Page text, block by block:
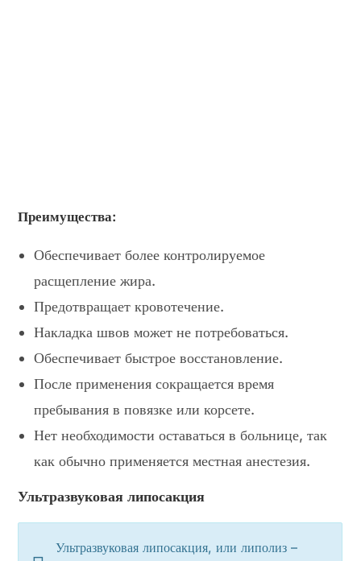
Преимущества:
Обеспечивает более контролируемое
расщепление жира.
Предотвращает кровотечение.
Накладка швов может не потребоваться.
Обеспечивает быстрое восстановление.
После применения сокращается время
пребывания в повязке или корсете.
Нет необходимости оставаться в больнице, так
как обычно применяется местная анестезия.
Ультразвуковая липосакция
Ультразвуковая липосакция, или липолиз –